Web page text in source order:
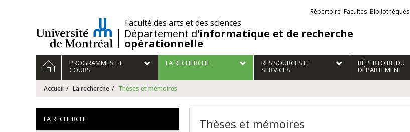
/Faculté des arts et des sciences
Département d'informatique et de recherche
opérationnelle
Liens
externes
Répertoire Facultés Bibliothèques
Navigation
principale
ACCUEILPROGRAMMES ET
COURS
LA RECHERCHE RESSOURCES ET
SERVICES
RÉPERTOIRE DU
DÉPARTEMENT
Accueil La recherche Thèses et mémoires
Thèses et mémoires
LA RECHERCHE